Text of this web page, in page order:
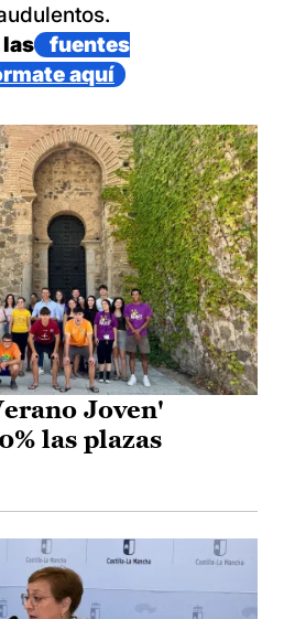
fuentes
aquí
Joven'
las plazas